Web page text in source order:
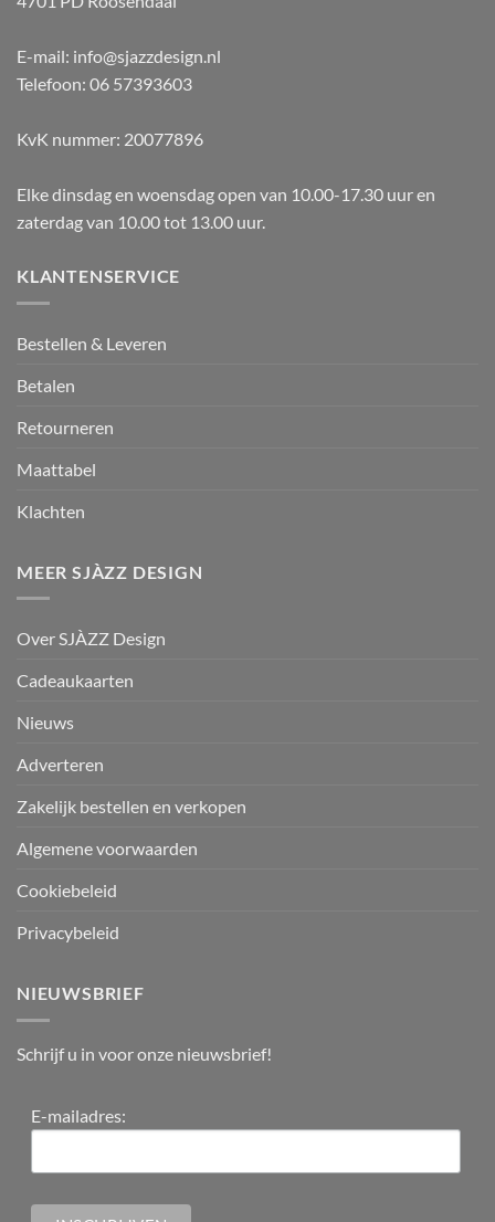
E-mail: info@sjazzdesign.nl
Telefoon: 06 57393603
KvK nummer: 20077896
Elke dinsdag en woensdag open van 10.00-17.30 uur en
zaterdag van 10.00 tot 13.00 uur.
KLANTENSERVICE
Bestellen & Leveren
Betalen
Retourneren
Maattabel
Klachten
MEER SJÀZZ DESIGN
Over SJÀZZ Design
Cadeaukaarten
Nieuws
Adverteren
Zakelijk bestellen en verkopen
Algemene voorwaarden
Cookiebeleid
Privacybeleid
NIEUWSBRIEF
Schrijf u in voor onze nieuwsbrief!
E-mailadres: